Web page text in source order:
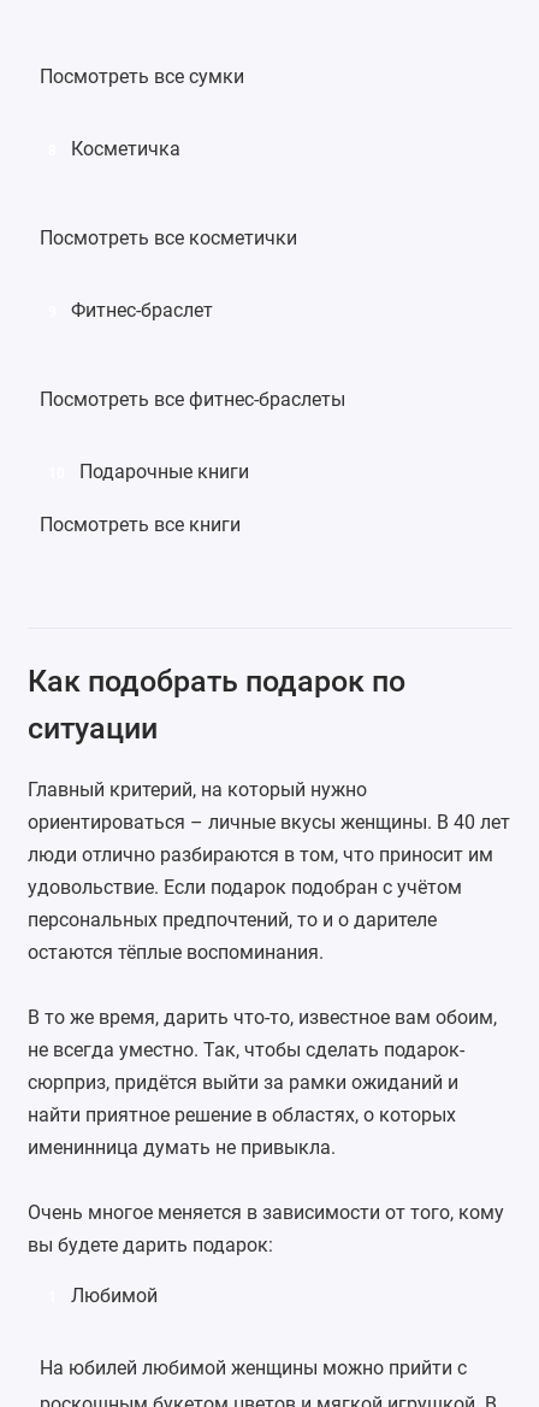
Посмотреть все сумки
Косметичка
Посмотреть все косметички
Фитнес-браслет
Посмотреть все фитнес-браслеты
Подарочные книги
Посмотреть все книги
Как подобрать подарок по
ситуации
Главный критерий, на который нужно
ориентироваться – личные вкусы женщины. В 40 лет
люди отлично разбираются в том, что приносит им
удовольствие. Если подарок подобран с учётом
персональных предпочтений, то и о дарителе
остаются тёплые воспоминания.
В то же время, дарить что-то, известное вам обоим,
не всегда уместно. Так, чтобы сделать подарок-
сюрприз, придётся выйти за рамки ожиданий и
найти приятное решение в областях, о которых
именинница думать не привыкла.
Очень многое меняется в зависимости от того, кому
вы будете дарить подарок:
Любимой
На юбилей любимой женщины можно прийти с